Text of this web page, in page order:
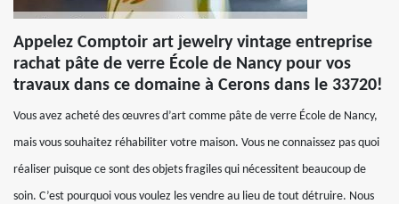
Appelez Comptoir art jewelry vintage entreprise
rachat pâte de verre École de Nancy pour vos
travaux dans ce domaine à Cerons dans le 33720!
Vous avez acheté des œuvres d’art comme pâte de verre École de Nancy,
mais vous souhaitez réhabiliter votre maison. Vous ne connaissez pas quoi
réaliser puisque ce sont des objets fragiles qui nécessitent beaucoup de
soin. C’est pourquoi vous voulez les vendre au lieu de tout détruire. Nous